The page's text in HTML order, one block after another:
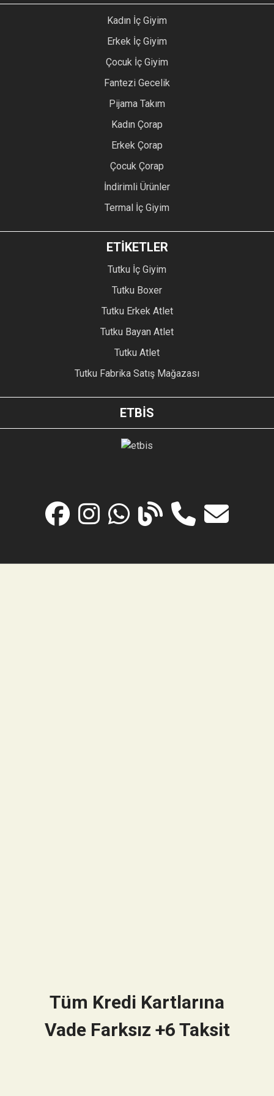
Kadın İç Giyim
Erkek İç Giyim
Çocuk İç Giyim
Fantezi Gecelik
Pijama Takım
Kadın Çorap
Erkek Çorap
Çocuk Çorap
İndirimli Ürünler
Termal İç Giyim
ETİKETLER
Tutku İç Giyim
Tutku Boxer
Tutku Erkek Atlet
Tutku Bayan Atlet
Tutku Atlet
Tutku Fabrika Satış Mağazası
ETBİS
Tüm Kredi Kartlarına
Vade Farksız +6 Taksit